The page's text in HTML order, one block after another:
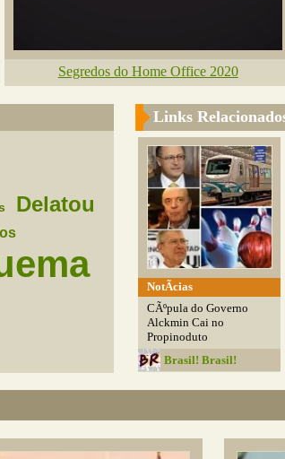
Segredos do Home Office 2020
Delatou
Links
NotÃ­cias
CÃºpula do Governo
Alckmin Cai no
Propinoduto
Brasil! Brasil!